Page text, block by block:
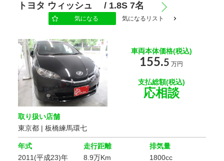
キーレス
エントリー
スマートキー
ウインドウ
エアコン Wエアコン
ETC 盗難防止装置
サンルーフ
ディスプレイ
ヘッドランプ
LED
ヘッドライト
トヨタ ウィッシュ / 1.8S 7名
気になる 気になるリスト
車両本体価格(税込)
155.5 万円
支払総額(税込)
応相談
取り扱い店舗
東京都 | 板橋練馬環七
年式
2011(平成23)年
走行距離
8.9万Km
排気量
1800cc